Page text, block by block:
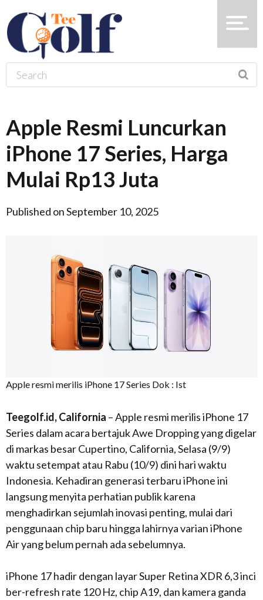
Apple Resmi Luncurkan
iPhone 17 Series, Harga
Mulai Rp13 Juta
Published on September 10, 2025
Apple resmi merilis iPhone 17 Series Dok : Ist
Teegolf.id, California – Apple resmi merilis iPhone 17
Series dalam acara bertajukAwe Droppingyang digelar
di markas besar Cupertino, California, Selasa (9/9)
waktu setempat atau Rabu (10/9) dini hari waktu
Indonesia. Kehadiran generasi terbaru iPhone ini
langsung menyita perhatian publik karena
menghadirkan sejumlah inovasi penting, mulai dari
penggunaan chip baru hingga lahirnya varian iPhone
Air yang belum pernah ada sebelumnya.
iPhone 17 hadir dengan layar Super Retina XDR 6,3 inci
ber-refresh rate 120 Hz, chip A19, dan kamera ganda